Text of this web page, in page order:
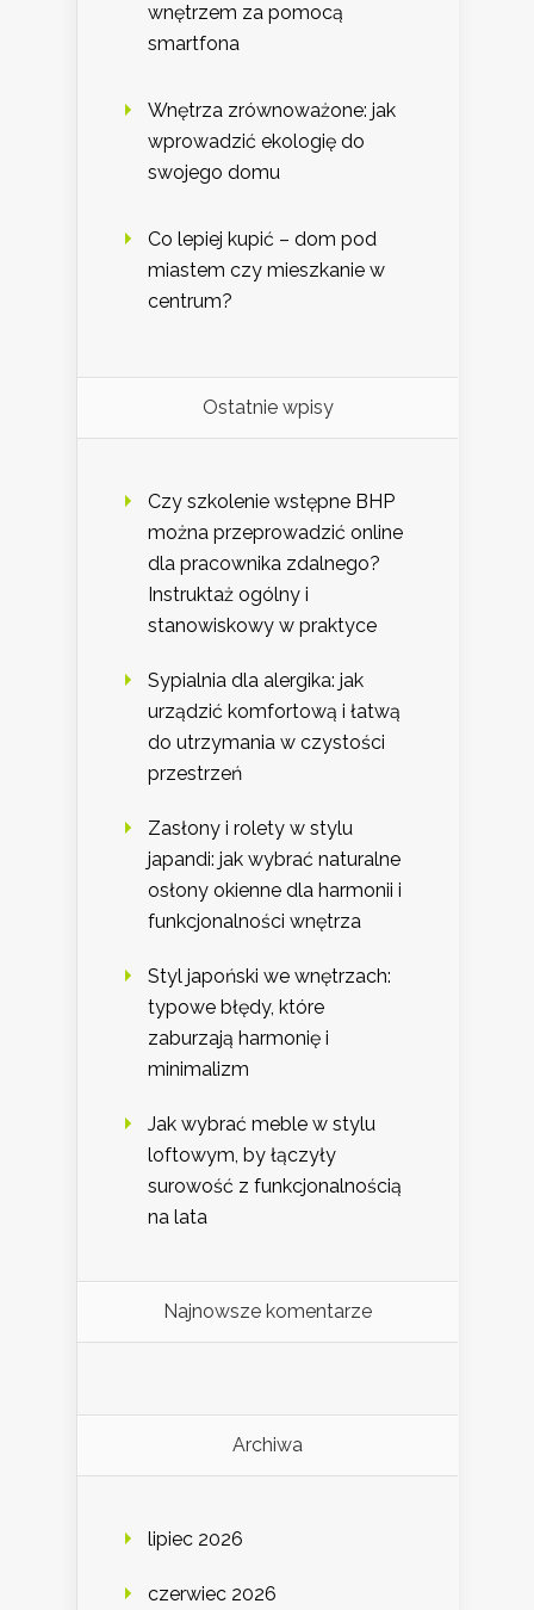
wnętrzem za pomocą
smartfona
Wnętrza zrównoważone: jak
wprowadzić ekologię do
swojego domu
Co lepiej kupić – dom pod
miastem czy mieszkanie w
centrum?
Ostatnie wpisy
Czy szkolenie wstępne BHP
można przeprowadzić online
dla pracownika zdalnego?
Instruktaż ogólny i
stanowiskowy w praktyce
Sypialnia dla alergika: jak
urządzić komfortową i łatwą
do utrzymania w czystości
przestrzeń
Zasłony i rolety w stylu
japandi: jak wybrać naturalne
osłony okienne dla harmonii i
funkcjonalności wnętrza
Styl japoński we wnętrzach:
typowe błędy, które
zaburzają harmonię i
minimalizm
Jak wybrać meble w stylu
loftowym, by łączyły
surowość z funkcjonalnością
na lata
Najnowsze komentarze
Archiwa
lipiec 2026
czerwiec 2026